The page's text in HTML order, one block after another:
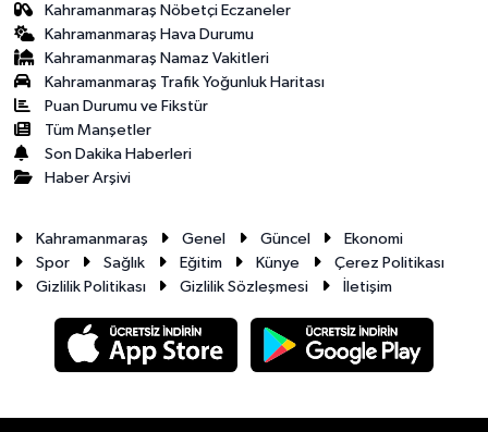
Kahramanmaraş Nöbetçi Eczaneler
Kahramanmaraş Hava Durumu
Kahramanmaraş Namaz Vakitleri
Kahramanmaraş Trafik Yoğunluk Haritası
Puan Durumu ve Fikstür
Tüm Manşetler
Son Dakika Haberleri
Haber Arşivi
Kahramanmaraş Genel Güncel
Ekonomi
Spor
Sağlık Eğitim Künye
Çerez Politikası
Gizlilik Politikası
Gizlilik Sözleşmesi İletişim